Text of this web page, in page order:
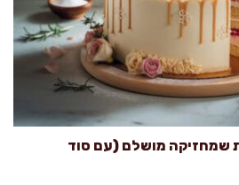
שמחזיקה מושלם (עם סוד